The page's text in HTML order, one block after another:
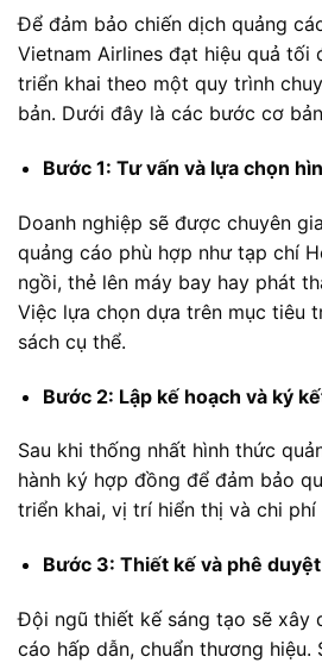
Để đảm bảo chiến dịch quảng
Vietnam Airlines đạt hiệu quả tối
triển khai theo một quy trình
bản. Dưới đây là các bước cơ
Bước 1: Tư vấn và lựa chọn
Doanh nghiệp sẽ được chuyên
quảng cáo phù hợp như tạp chí
ngồi, thẻ lên máy bay hay phát
Việc lựa chọn dựa trên mục tiêu
sách cụ thể.
Bước 2: Lập kế hoạch và ký
Sau khi thống nhất hình thức
hành ký hợp đồng để đảm bảo
triển khai, vị trí hiển thị và chi phí
Bước 3: Thiết kế và phê
Đội ngũ thiết kế sáng tạo sẽ xây
cáo hấp dẫn, chuẩn thương hiệu.